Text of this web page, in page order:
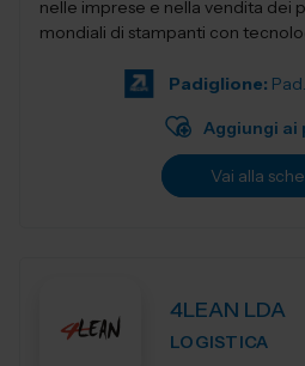
nelle imprese e nella vendita dei
mondiali di stampanti con
Padiglione:
Aggiungi ai
Vai alla
4LEAN LDA
LOGISTICA